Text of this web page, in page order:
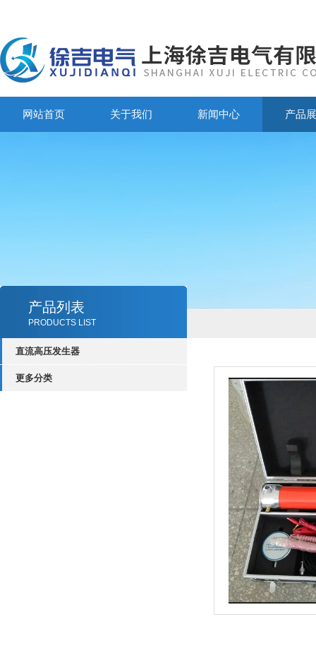
网站首页 关于我们 新闻中心 产品
产品列表
PRODUCTS LIST
直流高压发生器
更多分类